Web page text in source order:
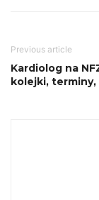
Previous article
Kardiolog na
kolejki, terminy,